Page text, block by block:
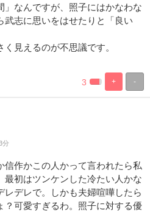
」なんですが、照子にはかなわな
武志に思いをはせたりと「良い
見えるのが不思議です。
-
+
%
Complete
100%
Complete
3
分
信作かこの人かって言われたら私
最初はツンケンした冷たい人かな
レデレで。しかも夫婦喧嘩したら
？可愛すぎるわ。照子に対する優